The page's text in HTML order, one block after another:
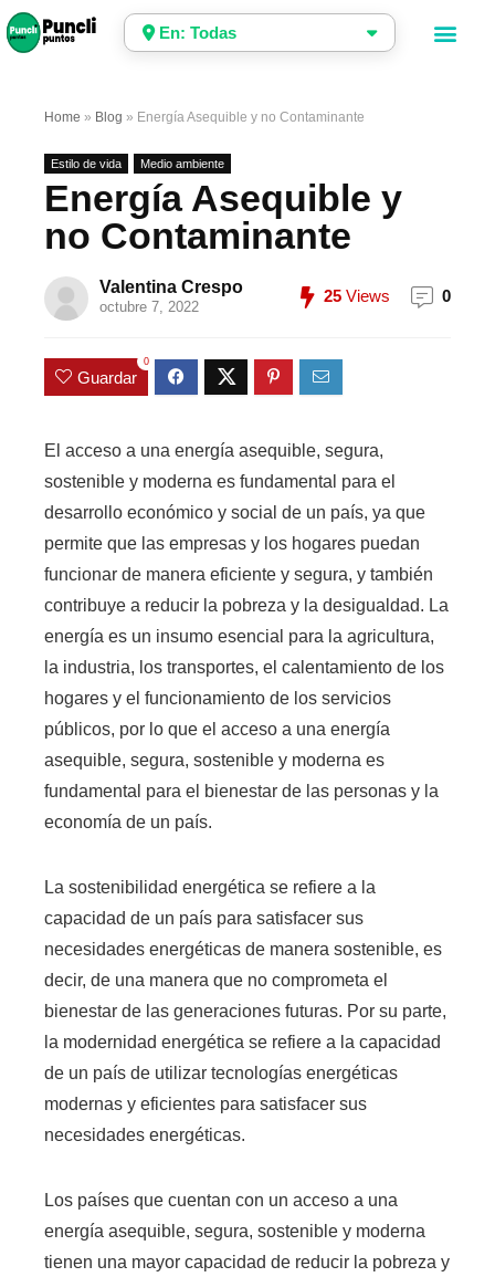
En: Todas
Home » Blog » Energía Asequible y no Contaminante
Estilo de vida Medio ambiente
Energía Asequible y
no Contaminante
Valentina Crespo
octubre 7, 2022
25 Views 0
Guardar
0
El acceso a una energía asequible, segura,
sostenible y moderna es fundamental para el
desarrollo económico y social de un país, ya que
permite que las empresas y los hogares puedan
funcionar de manera eficiente y segura, y también
contribuye a reducir la pobreza y la desigualdad. La
energía es un insumo esencial para la agricultura,
la industria, los transportes, el calentamiento de los
hogares y el funcionamiento de los servicios
públicos, por lo que el acceso a una energía
asequible, segura, sostenible y moderna es
fundamental para el bienestar de las personas y la
economía de un país.
La sostenibilidad energética se refiere a la
capacidad de un país para satisfacer sus
necesidades energéticas de manera sostenible, es
decir, de una manera que no comprometa el
bienestar de las generaciones futuras. Por su parte,
la modernidad energética se refiere a la capacidad
de un país de utilizar tecnologías energéticas
modernas y eficientes para satisfacer sus
necesidades energéticas.
Los países que cuentan con un acceso a una
energía asequible, segura, sostenible y moderna
tienen una mayor capacidad de reducir la pobreza y